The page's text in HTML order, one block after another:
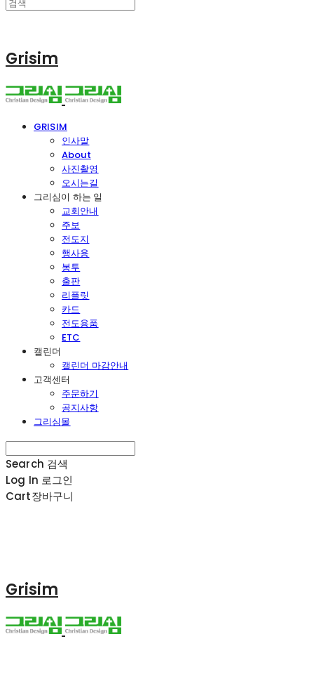
Grisim
GRISIM
인사말
About
사진촬영
오시는길
그리심이 하는 일
교회안내
주보
전도지
행사용
봉투
출판
리플릿
카드
전도용품
ETC
캘린더
캘린더 마감안내
고객센터
주문하기
공지사항
그리심몰
Search 검색
Log In 로그인
Cart장바구니
Grisim